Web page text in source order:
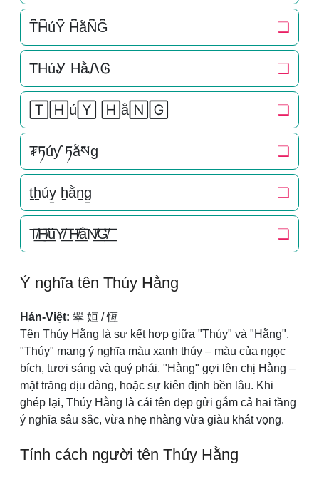
T͆H͆úY͆ H͆ằN͆G͆ ❏
THúᎽ HằᏁᎶ ❏
🅃🄷ú🅈 🄷ằ🄽🄶 ❏
₮ཏúƴ ཏằསg ❏
t̠h̠úy̠ h̠ằn̠g̠ ❏
T̸͟͞H̸͟͞úY̸͟͞ H̸͟͞ằN̸͟͞G̸͟͞ ❏
Ý nghĩa tên Thúy Hằng
Hán-Việt: 翠 姮 / 恆
Tên Thúy Hằng là sự kết hợp giữa "Thúy" và "Hằng".
"Thúy" mang ý nghĩa màu xanh thúy – màu của ngọc
bích, tươi sáng và quý phái. "Hằng" gợi lên chị Hằng –
mặt trăng dịu dàng, hoặc sự kiên định bền lâu. Khi
ghép lại, Thúy Hằng là cái tên đẹp gửi gắm cả hai tầng
ý nghĩa sâu sắc, vừa nhẹ nhàng vừa giàu khát vọng.
Tính cách người tên Thúy Hằng